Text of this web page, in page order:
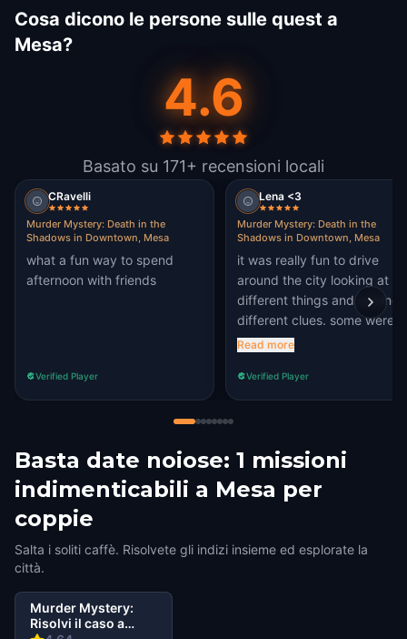
Cosa dicono le persone sulle quest a
Mesa?
4.6
Basato su 171+ recensioni locali
CRavelli
Murder Mystery: Death in the
Shadows in Downtown, Mesa
what a fun way to spend
afternoon with friends
Verified Player
Lena <3
Murder Mystery: Death in the
Shadows in Downtown, Mesa
it was really fun to drive
around the city looking at
different things and solving
different clues. some were
easy and some were hard...
hard anyway lol. what a
adventure... gonna do
Read more
Verified Player
Basta date noiose: 1 missioni
indimenticabili a Mesa per
coppie
Salta i soliti caffè. Risolvete gli indizi insieme ed esplorate la
città.
Murder Mystery:
Risolvi il caso a